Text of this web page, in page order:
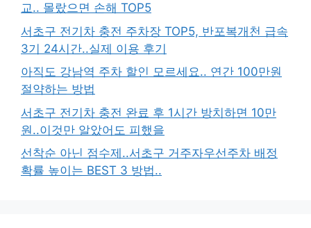
교.. 몰랐으면 손해 TOP5
서초구 전기차 충전 주차장 TOP5, 반포복개천 급속
3기 24시간..실제 이용 후기
아직도 강남역 주차 할인 모르세요.. 연간 100만원
절약하는 방법
서초구 전기차 충전 완료 후 1시간 방치하면 10만
원..이것만 알았어도 피했을
선착순 아닌 점수제..서초구 거주자우선주차 배정
확률 높이는 BEST 3 방법..